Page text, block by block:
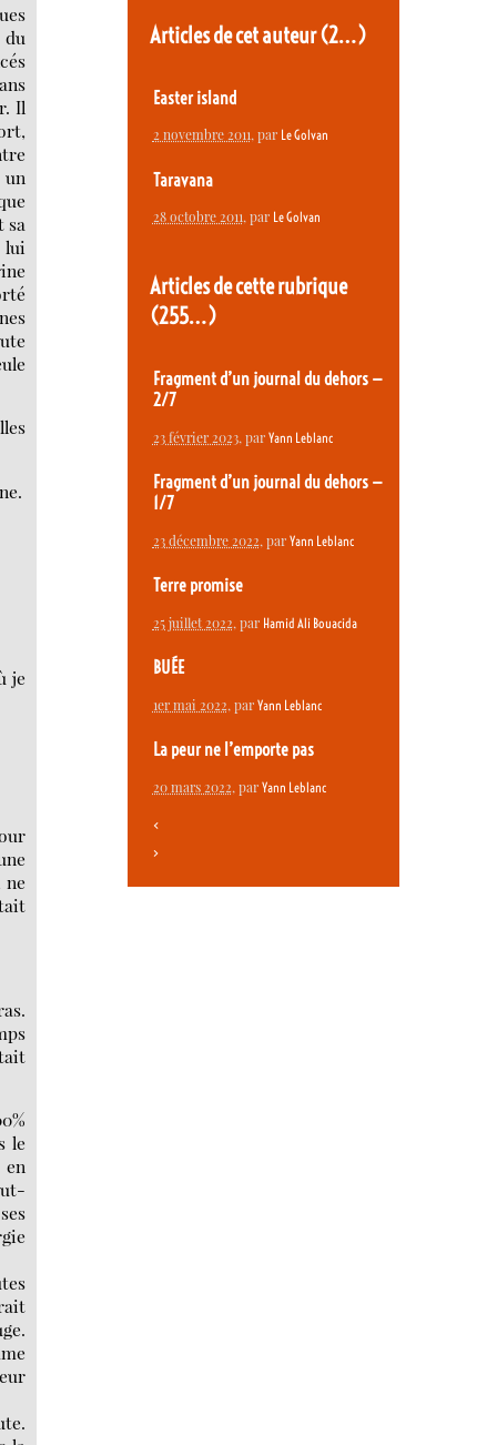
Il
sa
lui
je
ne
le
en
Articles de cet auteur(2…)
Easter island
2 novembre 2011, par Le Golvan
Taravana
28 octobre 2011, par Le Golvan
Articles de cette rubrique
(255…)
Fragment d’un journal du dehors —
2/7
23 février 2023, par Yann Leblanc
Fragment d’un journal du dehors —
1/7
23 décembre 2022, par Yann Leblanc
Terre promise
25 juillet 2022, par Hamid Ali Bouacida
BUÉE
1er mai 2022, par Yann Leblanc
La peur ne l’emporte pas
20 mars 2022, par Yann Leblanc
<
>